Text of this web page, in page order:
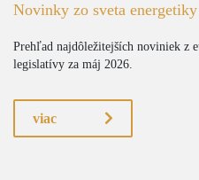
Novinky zo sveta
Prehľad najdôležitejších noviniek z
legislatívy za máj 2026.
viac